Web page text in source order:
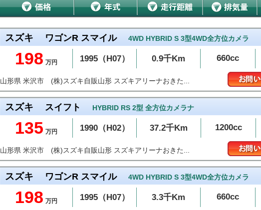
スズキ ワゴンR スマイル 4WD HYBRID S 3型4WD全方位カメラ
198 万円 1995（H07） 0.9千Km 660cc
山形県 米沢市 (株)スズキ自販山形 スズキアリーナおきた...
スズキ スイフト HYBRID RS 2型 全方位カメラナ
135 万円 1990（H02） 37.2千Km 1200cc
山形県 米沢市 (株)スズキ自販山形 スズキアリーナおきた...
スズキ ワゴンR スマイル 4WD HYBRID S 3型4WD全方位カメラ
198 万円 1995（H07） 3.3千Km 660cc